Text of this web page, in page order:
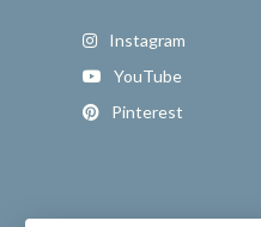
Instagram
YouTube
Pinterest